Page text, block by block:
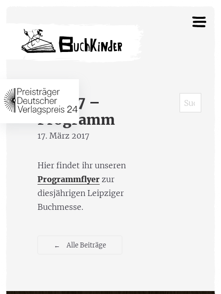
LBM17 –
Programm
17. März 2017
Hier findet ihr unseren
Programmflyerzur
diesjährigen Leipziger
Buchmesse.
← Alle Beiträge